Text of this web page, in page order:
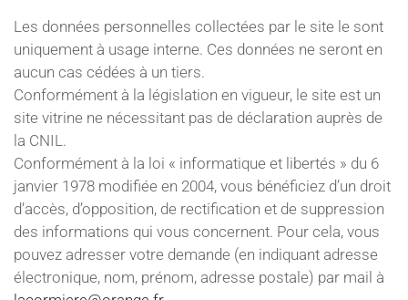
Les données personnelles collectées par le site le sont
uniquement à usage interne. Ces données ne seront en
aucun cas cédées à un tiers.
Conformément à la législation en vigueur, le site est un
site vitrine ne nécessitant pas de déclaration auprès de
la CNIL.
Conformément à la loi « informatique et libertés » du 6
janvier 1978 modifiée en 2004, vous bénéficiez d’un droit
d’accès, d’opposition, de rectification et de suppression
des informations qui vous concernent. Pour cela, vous
pouvez adresser votre demande (en indiquant adresse
électronique, nom, prénom, adresse postale) par mail à